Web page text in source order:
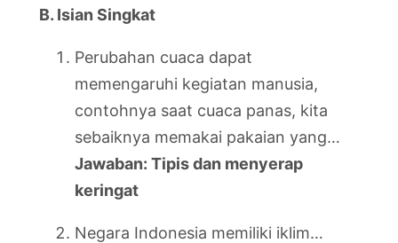
B. Isian Singkat
Perubahan cuaca dapat
memengaruhi kegiatan manusia,
contohnya saat cuaca panas, kita
sebaiknya memakai pakaian yang…
Jawaban: Tipis dan menyerap
keringat
Negara Indonesia memiliki iklim…